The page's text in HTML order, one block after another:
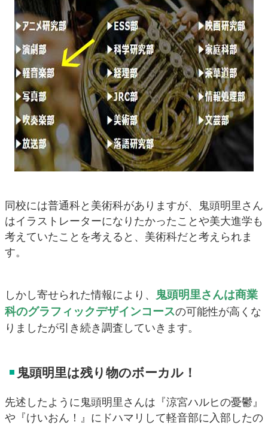
同校には普通科と美術科がありますが、鬼頭明里さん
はイラストレーターになりたかったことや美大進学も
考えていたことを考えると、美術科だと考えられま
す。
しかし寄せられた情報により、
鬼頭明里さんは商業
科のグラフィックデザインコースの可能性が高くな
りましたが引き続き調査していきます。
鬼頭明里は残り物のボーカル！
先述したように鬼頭明里さんは『涼宮ハルヒの憂鬱』
や『けいおん！』にドハマリして軽音部に入部したの